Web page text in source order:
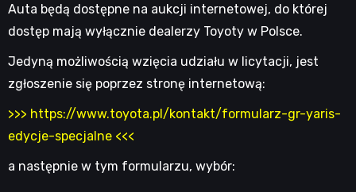
Auta będą dostępne na aukcji internetowej, do której
dostęp mają wyłącznie dealerzy Toyoty w Polsce.
Jedyną możliwością wzięcia udziału w licytacji, jest
zgłoszenie się poprzez stronę internetową:
>>> https://www.toyota.pl/kontakt/formularz-gr-yaris-
edycje-specjalne <<<
a następnie w tym formularzu, wybór: